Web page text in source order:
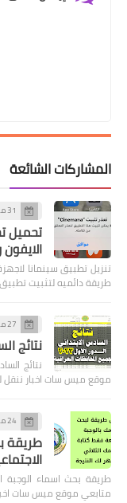
المشاركات الشائعة
31 مايو 2021
تحميل
الايفون
تنزيل تطبيق سينمانا
طريقة دائميه لتثبيت
27 مايو 2023
نتائج
موقع ميس سات اخبار ننقل
24 مايو 2023
طريقة
طريقة بحث اسماء الوجبة
متابعي موقع ميس سات